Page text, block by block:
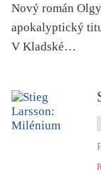
totalitní režim
trauma
utopie
válka
Nový román
apokalyptický
V Kladské…